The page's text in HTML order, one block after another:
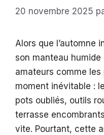
20 novembre 2025
Alors que l’automne
son manteau
amateurs comme
moment inévitable :
pots oubliés, outils
terrasse
vite. Pourtant, cette